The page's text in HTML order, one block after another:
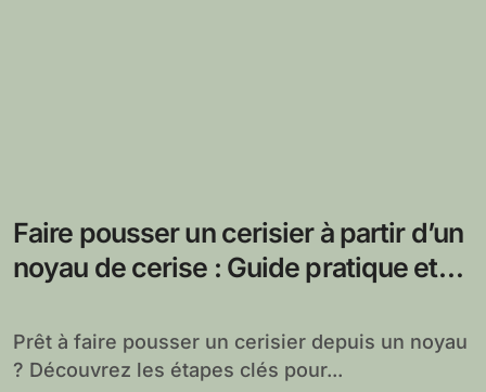
Faire pousser un cerisier à partir d’un
noyau de cerise : Guide pratique et
Prêt à faire pousser un cerisier depuis un noyau
? Découvrez les étapes clés pour...